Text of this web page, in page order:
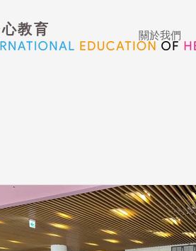
教育 關於我們
藝術高中 表演藝術 多媒體